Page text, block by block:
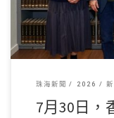
珠海新聞 2026
7月30日，